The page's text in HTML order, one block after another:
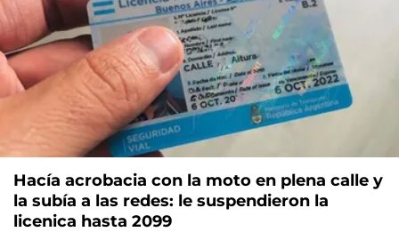
Hacía acrobacia con la moto en plena calle y
la subía a las redes: le suspendieron la
licenica hasta 2099